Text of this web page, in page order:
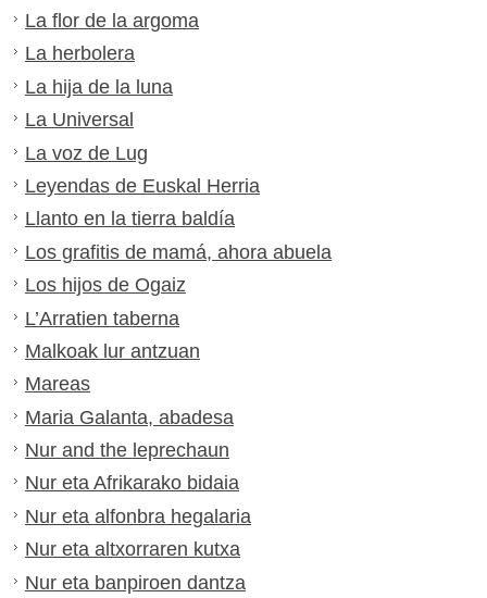
La flor de la argoma
La herbolera
La hija de la luna
La Universal
La voz de Lug
Leyendas de Euskal Herria
Llanto en la tierra baldía
Los grafitis de mamá, ahora abuela
Los hijos de Ogaiz
L’Arratien taberna
Malkoak lur antzuan
Mareas
Maria Galanta, abadesa
Nur and the leprechaun
Nur eta Afrikarako bidaia
Nur eta alfonbra hegalaria
Nur eta altxorraren kutxa
Nur eta banpiroen dantza